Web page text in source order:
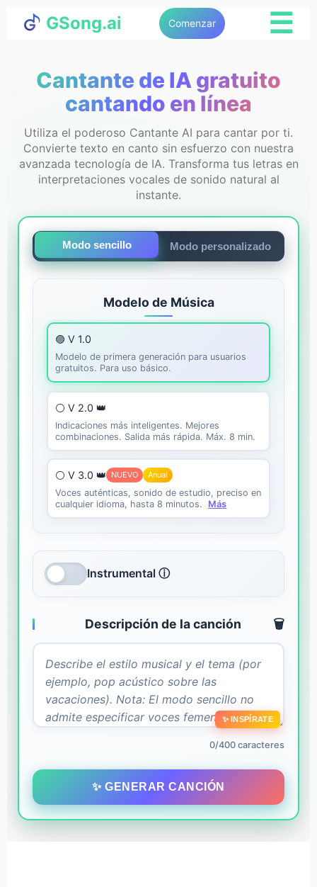
GSong.ai Comenzar ☰
Cantante de IA gratuito
cantando en línea
Utiliza el poderoso Cantante AI para cantar por ti.
Convierte texto en canto sin esfuerzo con nuestra
avanzada tecnología de IA. Transforma tus letras en
interpretaciones vocales de sonido natural al
instante.
Modo sencillo Modo personalizado
Modelo de Música
🟣 V 1.0
Modelo de primera generación para usuarios
gratuitos. Para uso básico.
⚪ V 2.0 👑
Indicaciones más inteligentes. Mejores
combinaciones. Salida más rápida. Máx. 8 min.
⚪ V 3.0 👑 NUEVO Anual
Voces auténticas, sonido de estudio, preciso en
cualquier idioma, hasta 8 minutos.
Más
Instrumental ⓘ
Descripción de la canción 🗑️
✨ INSPÍRATE
0/400 caracteres
✨ GENERAR CANCIÓN